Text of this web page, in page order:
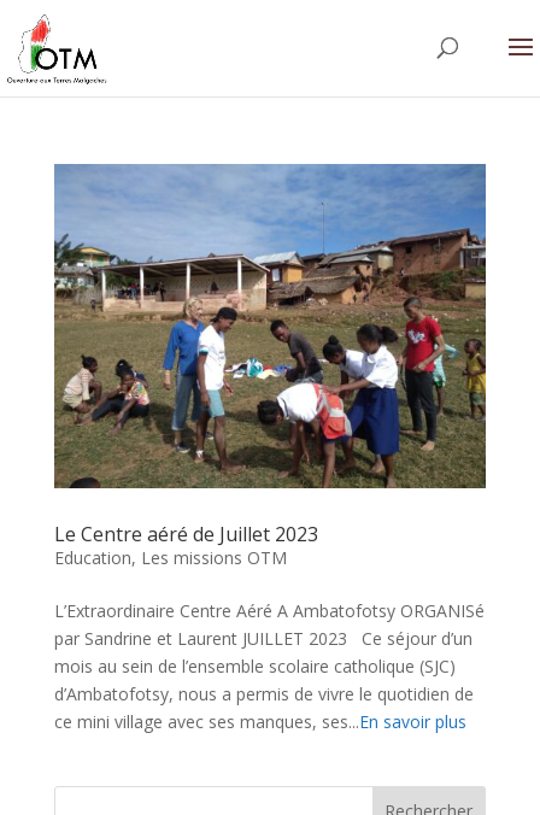
Le Centre aéré de Juillet 2023
Education, Les missions OTM
L’Extraordinaire Centre Aéré A Ambatofotsy ORGANISé
par Sandrine et Laurent JUILLET 2023 Ce séjour d’un
mois au sein de l’ensemble scolaire catholique (SJC)
d’Ambatofotsy, nous a permis de vivre le quotidien de
ce mini village avec ses manques, ses...En savoir plus